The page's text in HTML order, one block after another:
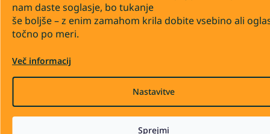
nam daste soglasje, bo tukanje
še boljše – z enim zamahom krila dobite vsebino ali
točno po meri.
Več informacij
Nastavitve
Sprejmi